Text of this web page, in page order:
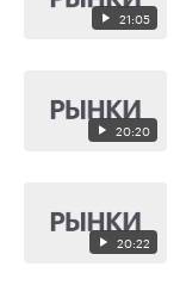
21:05
20:20
20:22